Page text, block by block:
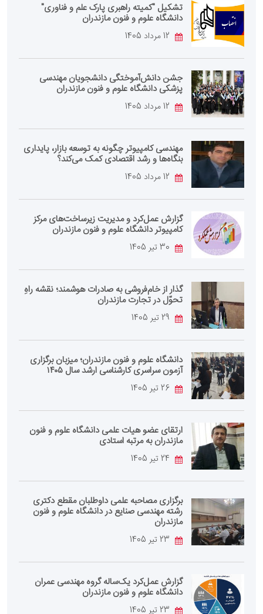
تشکیل "کمیته راهبری پارک علم و فناوری"
دانشگاه علوم و فنون مازندران
جشن دانش‌آموختگی دانشجویان مهندسی
پزشکی دانشگاه علوم و فنون مازندران
مهندسی کامپیوتر چگونه به توسعه بازار، پایداری
بنگاه‌ها و رشد اقتصادی کمک می‌کند؟
گزارش عمل‌کرد و مدیریت زیرساخت‌های مرکز
کامپیوتر دانشگاه علوم و فنون مازندران
گذار از خام‌فروشی به صادرات هوشمند؛ نقشه راهِ
تحوّل در تجارت مازندران
دانشگاه علوم و فنون مازندران؛ میزبان برگزاری
آزمون سراسری کارشناسی‌ ارشد سال ۱۴۰۵
ارتقای عضو هیات علمی دانشگاه علوم و فنون
مازندران به مرتبه استادی
برگزاری مصاحبه علمی داوطلبان مقطع دکتری
رشته مهندسی صنایع در دانشگاه علوم و فنون
مازندران
گزارش عمل‌کرد یک‌ساله گروه مهندسی عمران
دانشگاه علوم و فنون مازندران